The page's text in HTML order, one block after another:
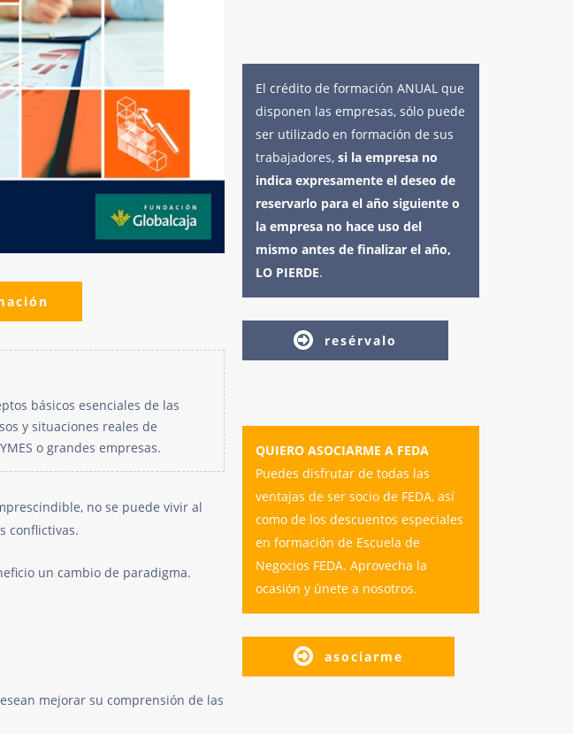
básicos esenciales de las
y situaciones reales de
o grandes empresas.
no se puede vivir al
conflictivas.
un cambio de paradigma.
mejorar su comprensión de las
El crédito de formación ANUAL que
disponen las empresas, sólo puede
ser utilizado en formación de sus
trabajadores, si la empresa no
indica expresamente el deseo de
reservarlo para el año siguiente o
la empresa no hace uso del
mismo antes de finalizar el año,
LO PIERDE.
resérvalo
QUIERO ASOCIARME A FEDA
Puedes disfrutar de todas las
ventajas de ser socio de FEDA, así
como de los descuentos especiales
en formación de Escuela de
Negocios FEDA. Aprovecha la
ocasión y únete a nosotros.
asociarme